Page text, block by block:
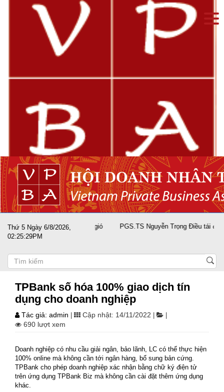
Thứ 5 Ngày 6/8/2026,
02:25:30PM
doanh nghiệp vượt sóng gió PGS.TS Nguyễn Trọng Điều tái đắc
TPBank số hóa 100% giao dịch tín
dụng cho doanh nghiệp
Tác giả: admin Cập nhật: 14/11/2022
690 lượt xem
Doanh nghiệp có nhu cầu giải ngân, bảo lãnh, LC có thể thực hiện
100% online mà không cần tới ngân hàng, bổ sung bản cứng.
TPBank cho phép doanh nghiệp xác nhận bằng chữ ký điện tử
trên ứng dụng TPBank Biz mà không cần cài đặt thêm ứng dụng
khác.